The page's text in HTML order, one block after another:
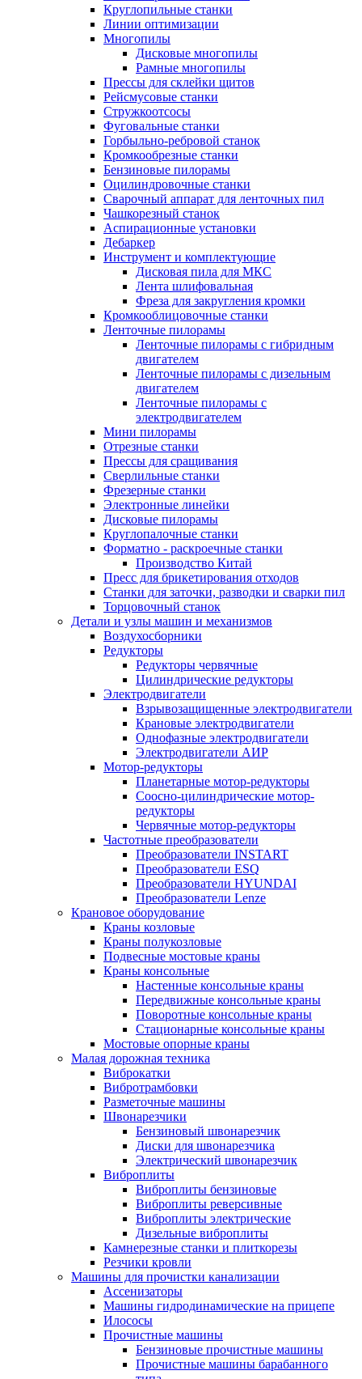
Круглопильные станки
Линии оптимизации
Многопилы
Дисковые многопилы
Рамные многопилы
Прессы для склейки щитов
Рейсмусовые станки
Стружкоотсосы
Фуговальные станки
Горбыльно-ребровой станок
Кромкообрезные станки
Бензиновые пилорамы
Оцилиндровочные станки
Сварочный аппарат для ленточных пил
Чашкорезный станок
Аспирационные установки
Дебаркер
Инструмент и комплектующие
Дисковая пила для МКС
Лента шлифовальная
Фреза для закругления кромки
Кромкооблицовочные станки
Ленточные пилорамы
Ленточные пилорамы с гибридным
двигателем
Ленточные пилорамы с дизельным
двигателем
Ленточные пилорамы с
электродвигателем
Мини пилорамы
Отрезные станки
Прессы для сращивания
Сверлильные станки
Фрезерные станки
Электронные линейки
Дисковые пилорамы
Круглопалочные станки
Форматно - раскроечные станки
Производство Китай
Пресс для брикетирования отходов
Станки для заточки, разводки и сварки пил
Торцовочный станок
Детали и узлы машин и механизмов
Воздухосборники
Редукторы
Редукторы червячные
Цилиндрические редукторы
Электродвигатели
Взрывозащищенные электродвигатели
Крановые электродвигатели
Однофазные электродвигатели
Электродвигатели АИР
Мотор-редукторы
Планетарные мотор-редукторы
Соосно-цилиндрические мотор-
редукторы
Червячные мотор-редукторы
Частотные преобразователи
Преобразователи INSTART
Преобразователи ESQ
Преобразователи HYUNDAI
Преобразователи Lenze
Крановое оборудование
Краны козловые
Краны полукозловые
Подвесные мостовые краны
Краны консольные
Настенные консольные краны
Передвижные консольные краны
Поворотные консольные краны
Стационарные консольные краны
Мостовые опорные краны
Малая дорожная техника
Виброкатки
Вибротрамбовки
Разметочные машины
Швонарезчики
Бензиновый швонарезчик
Диски для швонарезчика
Электрический швонарезчик
Виброплиты
Виброплиты бензиновые
Виброплиты реверсивные
Виброплиты электрические
Дизельные виброплиты
Камнерезные станки и плиткорезы
Резчики кровли
Машины для прочистки канализации
Ассенизаторы
Машины гидродинамические на прицепе
Илососы
Прочистные машины
Бензиновые прочистные машины
Прочистные машины барабанного